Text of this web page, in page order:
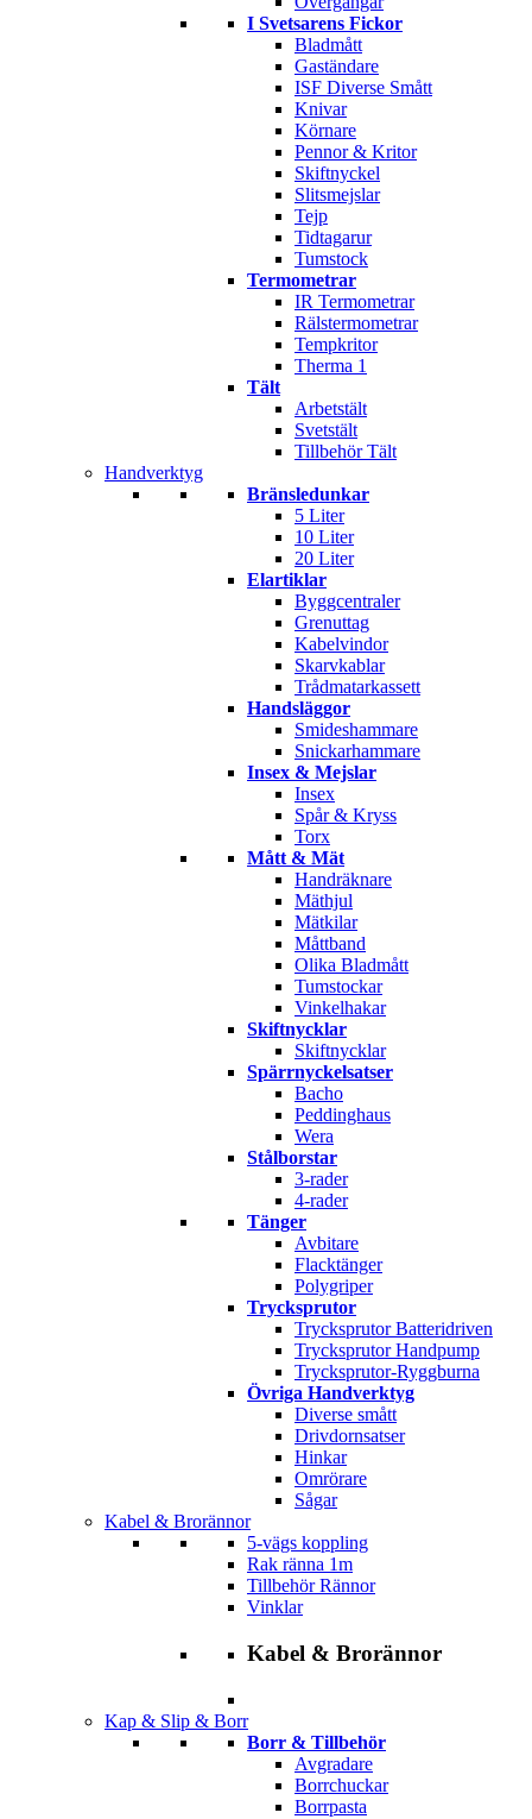
I Svetsarens Fickor
Bladmått
Gaständare
ISF Diverse Smått
Knivar
Körnare
Pennor & Kritor
Skiftnyckel
Slitsmejslar
Tejp
Tidtagarur
Tumstock
Termometrar
IR Termometrar
Rälstermometrar
Tempkritor
Therma 1
Tält
Arbetstält
Svetstält
Tillbehör Tält
Handverktyg
Bränsledunkar
5 Liter
10 Liter
20 Liter
Elartiklar
Byggcentraler
Grenuttag
Kabelvindor
Skarvkablar
Trådmatarkassett
Handsläggor
Smideshammare
Snickarhammare
Insex & Mejslar
Insex
Spår & Kryss
Torx
Mått & Mät
Handräknare
Mäthjul
Mätkilar
Måttband
Olika Bladmått
Tumstockar
Vinkelhakar
Skiftnycklar
Skiftnycklar
Spärrnyckelsatser
Bacho
Peddinghaus
Wera
Stålborstar
3-rader
4-rader
Tänger
Avbitare
Flacktänger
Polygriper
Trycksprutor
Trycksprutor Batteridriven
Trycksprutor Handpump
Trycksprutor-Ryggburna
Övriga Handverktyg
Diverse smått
Drivdornsatser
Hinkar
Omrörare
Sågar
Kabel & Brorännor
5-vägs koppling
Rak ränna 1m
Tillbehör Rännor
Vinklar
Kabel & Brorännor
Kap & Slip & Borr
Borr & Tillbehör
Avgradare
Borrchuckar
Borrpasta